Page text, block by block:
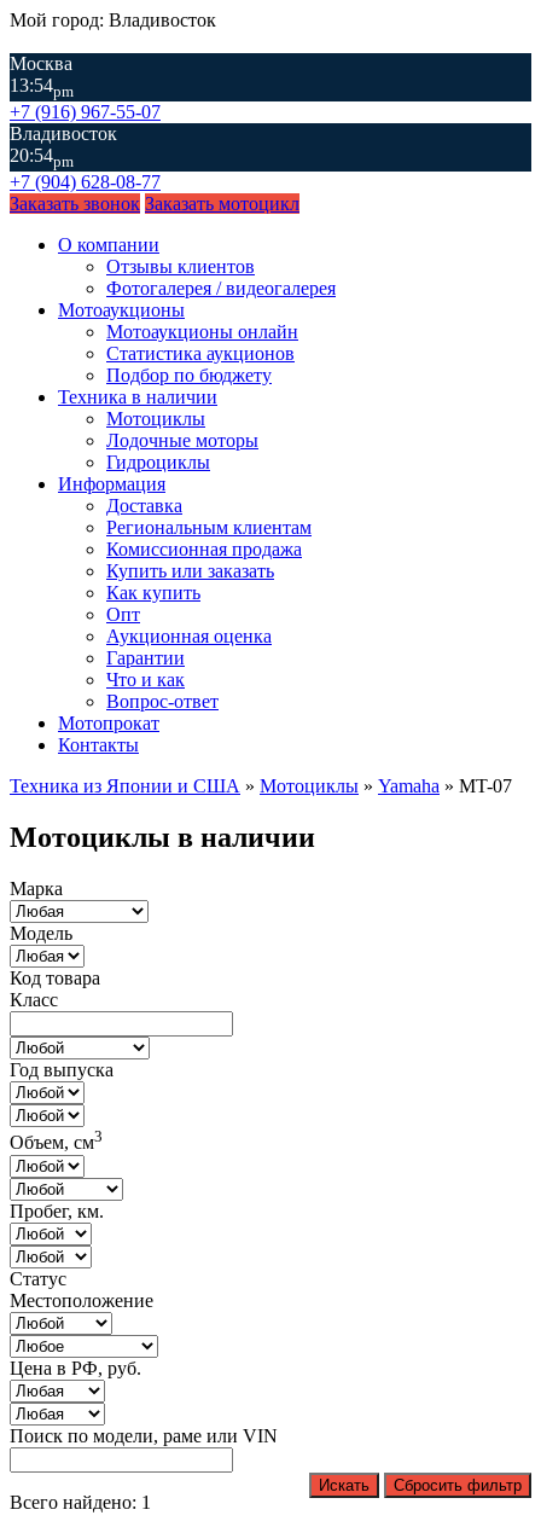
Мой город: Владивосток
Москва
13:54pm
+7 (916) 967-55-07
Владивосток
20:54pm
+7 (904) 628-08-77
Заказать звонок Заказать мотоцикл
О компании
Отзывы клиентов
Фотогалерея / видеогалерея
Мотоаукционы
Мотоаукционы онлайн
Статистика аукционов
Подбор по бюджету
Техника в наличии
Мотоциклы
Лодочные моторы
Гидроциклы
Информация
Доставка
Региональным клиентам
Комиссионная продажа
Купить или заказать
Как купить
Опт
Аукционная оценка
Гарантии
Что и как
Вопрос-ответ
Мотопрокат
Контакты
Техника из Японии и США » Мотоциклы » Yamaha » MT-07
Мотоциклы в наличии
Марка
Модель
Код товара
Класс
Год выпуска
Объем, см3
Пробег, км.
Статус
Местоположение
Цена в РФ, руб.
Поиск по модели, раме или VIN
Искать Сбросить фильтр
Всего найдено: 1